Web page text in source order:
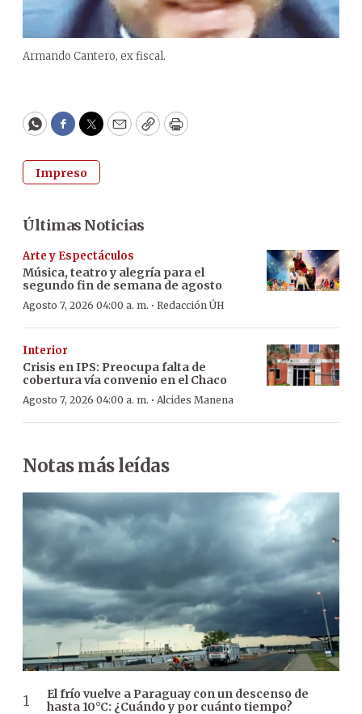
Armando Cantero, ex fiscal.
WhatsApp
Facebook
Twitter
EmailCopyPrint
Impreso
Últimas Noticias
Arte y Espectáculos
Música, teatro y alegría para el
segundo fin de semana de agosto
Agosto 7, 2026 04:00 a. m. · Redacción ÚH
Interior
Crisis en IPS: Preocupa falta de
cobertura vía convenio en el Chaco
Agosto 7, 2026 04:00 a. m. · Alcides Manena
Notas más leídas
El frío vuelve a Paraguay con un descenso de
hasta 10°C: ¿Cuándo y por cuánto tiempo?